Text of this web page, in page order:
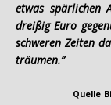
etwas spärlichen
dreißig Euro
schweren Zeiten
träumen.”
Quelle